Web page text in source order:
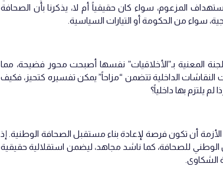
المزعوم، سواء كان حقيقياً أم لا، يذكرنا بأن الصحافة
سواء من الحكومة أو التيارات السياسية.
المعنية بـ”الأخلاقيات” نفسها أصبحت محور فضيحة، مما
النقاشات الداخلية تتضمن “مزاحاً” يمكن تفسيره كتحيز، فكيف
يلتزم بها داخلياً؟
أن تكون فرصة لإعادة بناء مستقبل الصحافة الوطنية. إذ
للصحافة، كما ناشد مجاهد، ليضمن استقلالية حقيقية
الشكاوى.